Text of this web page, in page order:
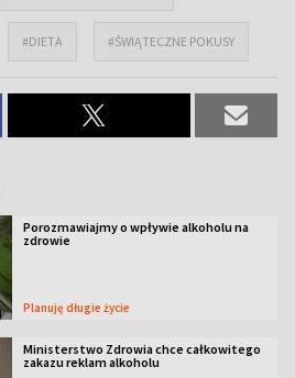
#DIETA #ŚWIĄTECZNE POKUSY
Porozmawiajmy o wpływie alkoholu na
zdrowie
Planuję długie życie
Ministerstwo Zdrowia chce całkowitego
zakazu reklam alkoholu